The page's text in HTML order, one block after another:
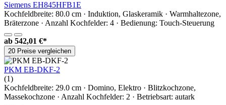
Siemens EH845HFB1E
Kochfeldbreite: 80.0 cm · Induktion, Glaskeramik · Warmhaltezone,
Bräterzone · Anzahl Kochfelder: 4 · Bedienung: Touch-Steuerung
ab 542,01 €*
20 Preise vergleichen
PKM EB-DKF-2
(1)
Kochfeldbreite: 29.0 cm · Domino, Elektro · Blitzkochzone,
Massekochzone · Anzahl Kochfelder: 2 · Betriebsart: autark